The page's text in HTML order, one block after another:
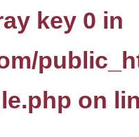
key 0 in
on